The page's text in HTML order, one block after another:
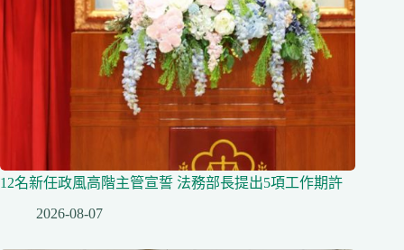
12名新任政風高階主管宣誓 法務部長提出5項工作期許
2026-08-07